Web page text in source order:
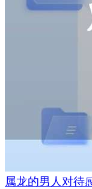
属龙的男人对待